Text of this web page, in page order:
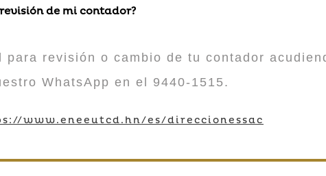
de mi contador?
para revisión o cambio de tu contador
WhatsApp en el 9440-1515.
www.eneeutcd.hn/es/direccionessac